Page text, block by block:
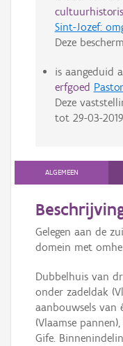
Sint-Jozef:
Deze
is aangeduid
erfgoed
Deze
tot 29-03-2019
ALGEMEEN
Gelegen aan de
domein met
Dubbelhuis van
onder zadeldak
aanbouwsels van
(Vlaamse
Gife.